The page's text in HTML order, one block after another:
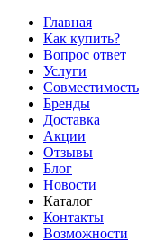
Главная
Как купить?
Вопрос ответ
Услуги
Совместимость
Бренды
Доставка
Акции
Отзывы
Блог
Новости
Каталог
Контакты
Возможности